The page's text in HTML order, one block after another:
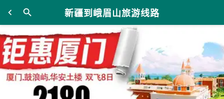
新疆到峨眉山旅游线路